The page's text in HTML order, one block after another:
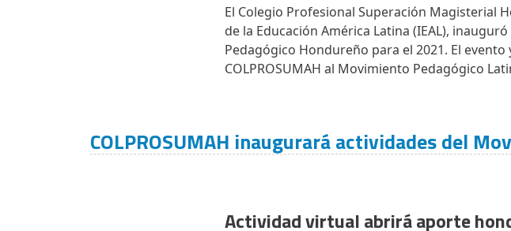
El Colegio Profesional Superación Magisterial
de la Educación América Latina (IEAL),
Pedagógico Hondureño para el 2021. El
COLPROSUMAH al Movimiento Pedagógico
COLPROSUMAH inaugurará actividades del
Actividad virtual abrirá aporte